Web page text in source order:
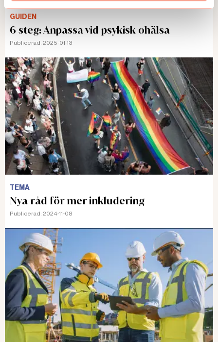
GUIDEN
6 steg: Anpassa vid psykisk ohälsa
Publicerad: 2025-01-13
TEMA
Nya råd för mer inkludering
Publicerad: 2024-11-08